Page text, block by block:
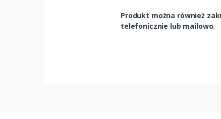
Produkt można również
telefonicznie lub mailowo.